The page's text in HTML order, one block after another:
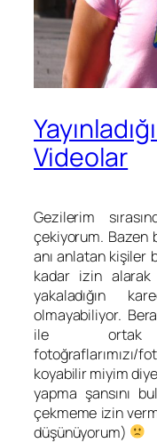
Videolar
Gezilerim
çekiyorum. Bazen
anı anlatan kişiler
kadar izin
yakaladığın
olmayabiliyor.
ile ortak
koyabilir miyim
yapma şansını
çekmeme izin
düşünüyorum)